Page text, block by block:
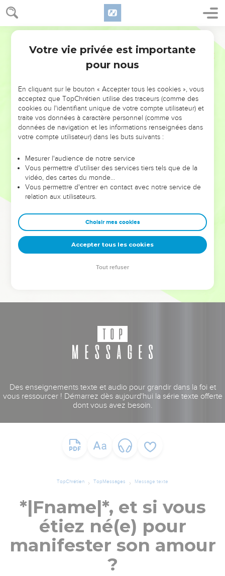
NE MANQUEZ PAS L’ÉVÉNEMENT
DE L’ANNÉE !
ET SI LEURS ERREURS POUVAIENT VOUS ÉVITER LES
VOTRES ?
leur foi ou leur vision. Mais on voit moins les doutes, les erreurs
et les saisons difficiles qu'ils ont traversés, alors même que ce
sont elles qui les ont façonnés.
Dans cette conférence, leaders, entrepreneurs, et responsables
clés pour avancer avec plus de sagesse afin que leurs erreurs
deviennent vos tremplins. Que vous guidiez un ministère, une
équipe, un groupe ou une famille, leur expérience est faite
pour vous.
Des enseignements texte et audio pour grandir dans la foi et
vous ressourcer ! Démarrez dès aujourd'hui la série texte offerte
dont vous avez besoin.
TopChrétien TopMessages Message texte
*|Fname|*, et si vous
étiez né(e) pour
manifester son amour
?
Votre vie privée est importante
pour nous
En cliquant sur le bouton « Accepter tous les cookies », vous
acceptez que TopChrétien utilise des traceurs (comme des
cookies ou l'identifiant unique de votre compte utilisateur) et
traite vos données à caractère personnel (comme vos
données de navigation et les informations renseignées dans
votre compte utilisateur) dans les buts suivants :
Mesurer l'audience de notre service
Vous permettre d'utiliser des services tiers tels que de la
vidéo, des cartes du monde…
Vous permettre d'entrer en contact avec notre service de
relation aux utilisateurs.
Choisir mes cookies
Accepter tous les cookies
Tout refuser